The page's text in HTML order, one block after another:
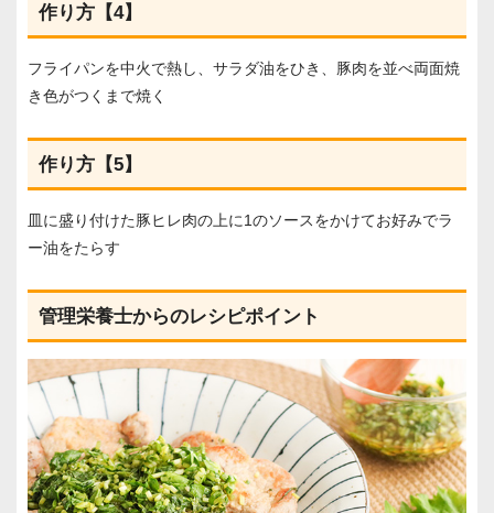
作り方【4】
フライパンを中火で熱し、サラダ油をひき、豚肉を並べ両面焼
き色がつくまで焼く
作り方【5】
皿に盛り付けた豚ヒレ肉の上に1のソースをかけてお好みでラ
ー油をたらす
管理栄養士からのレシピポイント